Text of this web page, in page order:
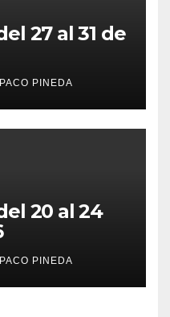
27 al 31 de
PACO PINEDA
20 al 24
PACO PINEDA